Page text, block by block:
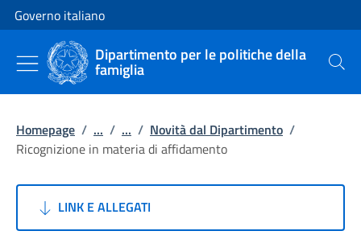
Vai al contenuto
Vai alla navigazione del sito
Governo italiano
Dipartimento per le politiche della
famiglia Cerca
Homepage / ... / ... / Novità dal Dipartimento /
Ricognizione in materia di affidamento
LINK E ALLEGATI